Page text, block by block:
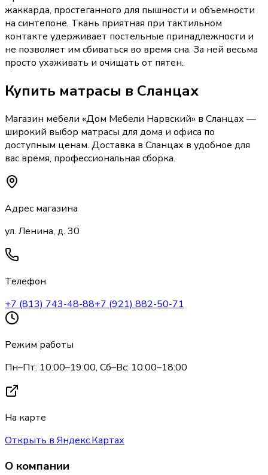
жаккарда, простеганного для пышности и объемности
на синтепоне. Ткань приятная при тактильном
контакте удерживает постельные принадлежности и
не позволяет им сбиваться во время сна. За ней весьма
просто ухаживать и очищать от пятен.
Купить матрасы в Сланцах
Магазин мебели «Дом Мебели Нарвский» в Сланцах —
широкий выбор матрасы для дома и офиса по
доступным ценам. Доставка в Сланцах в удобное для
вас время, профессиональная сборка.
Адрес магазина
ул. Ленина, д. 30
Телефон
+7 (813) 743-48-88+7 (921) 882-50-71
Режим работы
Пн–Пт: 10:00–19:00, Сб–Вс: 10:00–18:00
На карте
Открыть в Яндекс.Картах
О компании